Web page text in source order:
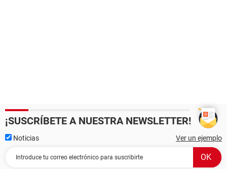
¡SUSCRÍBETE A NUESTRA NEWSLETTER!
Noticias Ver un ejemplo